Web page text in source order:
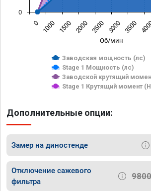
Об/мин
Заводская мощность (лс)
Stage 1 Мощность (лс)
Заводской крутящий
Stage 1 Крутящий момент
0 1000 1500 2000 2500 3000 3500
0
Дополнительные опции:
Замер на диностенде
Отключение сажевого
фильтра